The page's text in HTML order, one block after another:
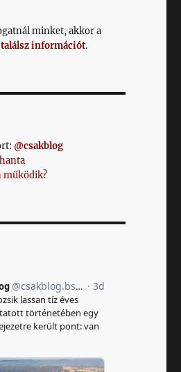
minket, akkor a
információt.
@csakblog
működik?